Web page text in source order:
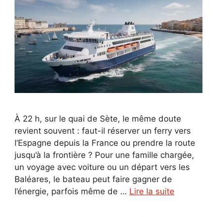
À 22 h, sur le quai de Sète, le même doute
revient souvent : faut-il réserver un ferry vers
l’Espagne depuis la France ou prendre la route
jusqu’à la frontière ? Pour une famille chargée,
un voyage avec voiture ou un départ vers les
Baléares, le bateau peut faire gagner de
l’énergie, parfois même de … Lire la suite